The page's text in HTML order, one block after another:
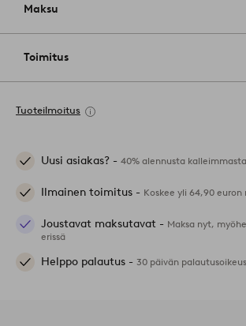
Maksu
Toimitus
Tuoteilmoitus
Uusi asiakas? - 40% alennusta
Ilmainen toimitus - Koskee yli 64,90
Joustavat maksutavat - Maksa nyt,
erissä
Helppo palautus - 30 päivän